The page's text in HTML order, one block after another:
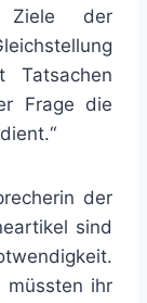
Ziele der
Frage die
der
sind
müssten ihr